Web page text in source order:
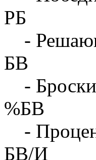
РБ
-
БВ
-
%БВ
-
БВ/И